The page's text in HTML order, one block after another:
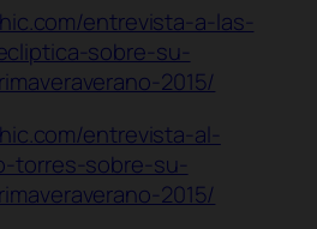
entrevista-a-las-
sobre-su-
2015/
entrevista-al-
torres-sobre-su-
2015/